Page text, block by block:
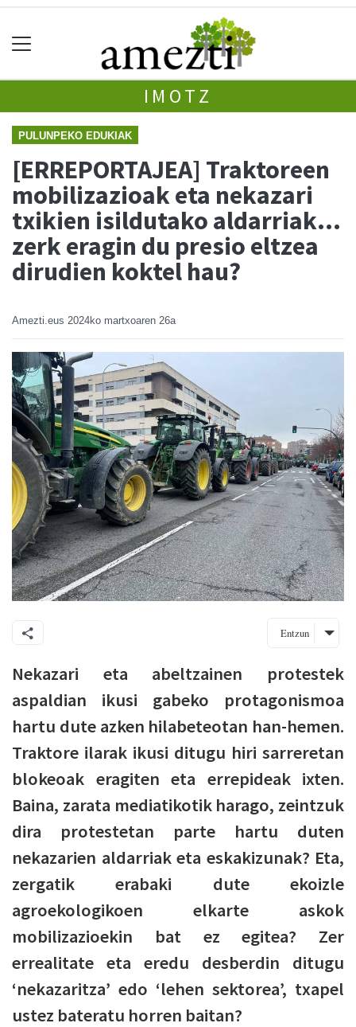
IMOTZ
PULUNPEKO EDUKIAK
[ERREPORTAJEA] Traktoreen
mobilizazioak eta nekazari
txikien isildutako aldarriak…
zerk eragin du presio eltzea
dirudien koktel hau?
Amezti.eus 2024ko martxoaren 26a
Entzun
Nekazari eta abeltzainen protestek
aspaldian ikusi gabeko protagonismoa
hartu dute azken hilabeteotan han-hemen.
Traktore ilarak ikusi ditugu hiri sarreretan
blokeoak eragiten eta errepideak ixten.
Baina, zarata mediatikotik harago, zeintzuk
dira protestetan parte hartu duten
nekazarien aldarriak eta eskakizunak? Eta,
zergatik erabaki dute ekoizle
agroekologikoen elkarte askok
mobilizazioekin bat ez egitea? Zer
errealitate eta eredu desberdin ditugu
‘nekazaritza’ edo ‘lehen sektorea’, txapel
ustez bateratu horren baitan?